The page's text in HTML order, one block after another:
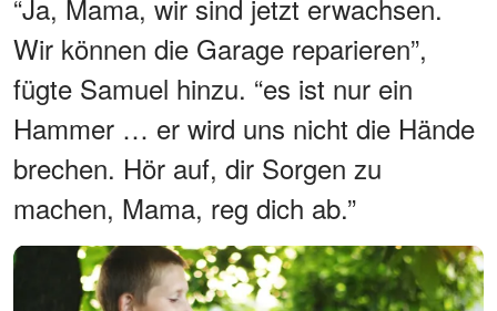
“Ja, Mama, wir sind jetzt erwachsen.
Wir können die Garage reparieren”,
fügte Samuel hinzu. “es ist nur ein
Hammer … er wird uns nicht die Hände
brechen. Hör auf, dir Sorgen zu
machen, Mama, reg dich ab.”